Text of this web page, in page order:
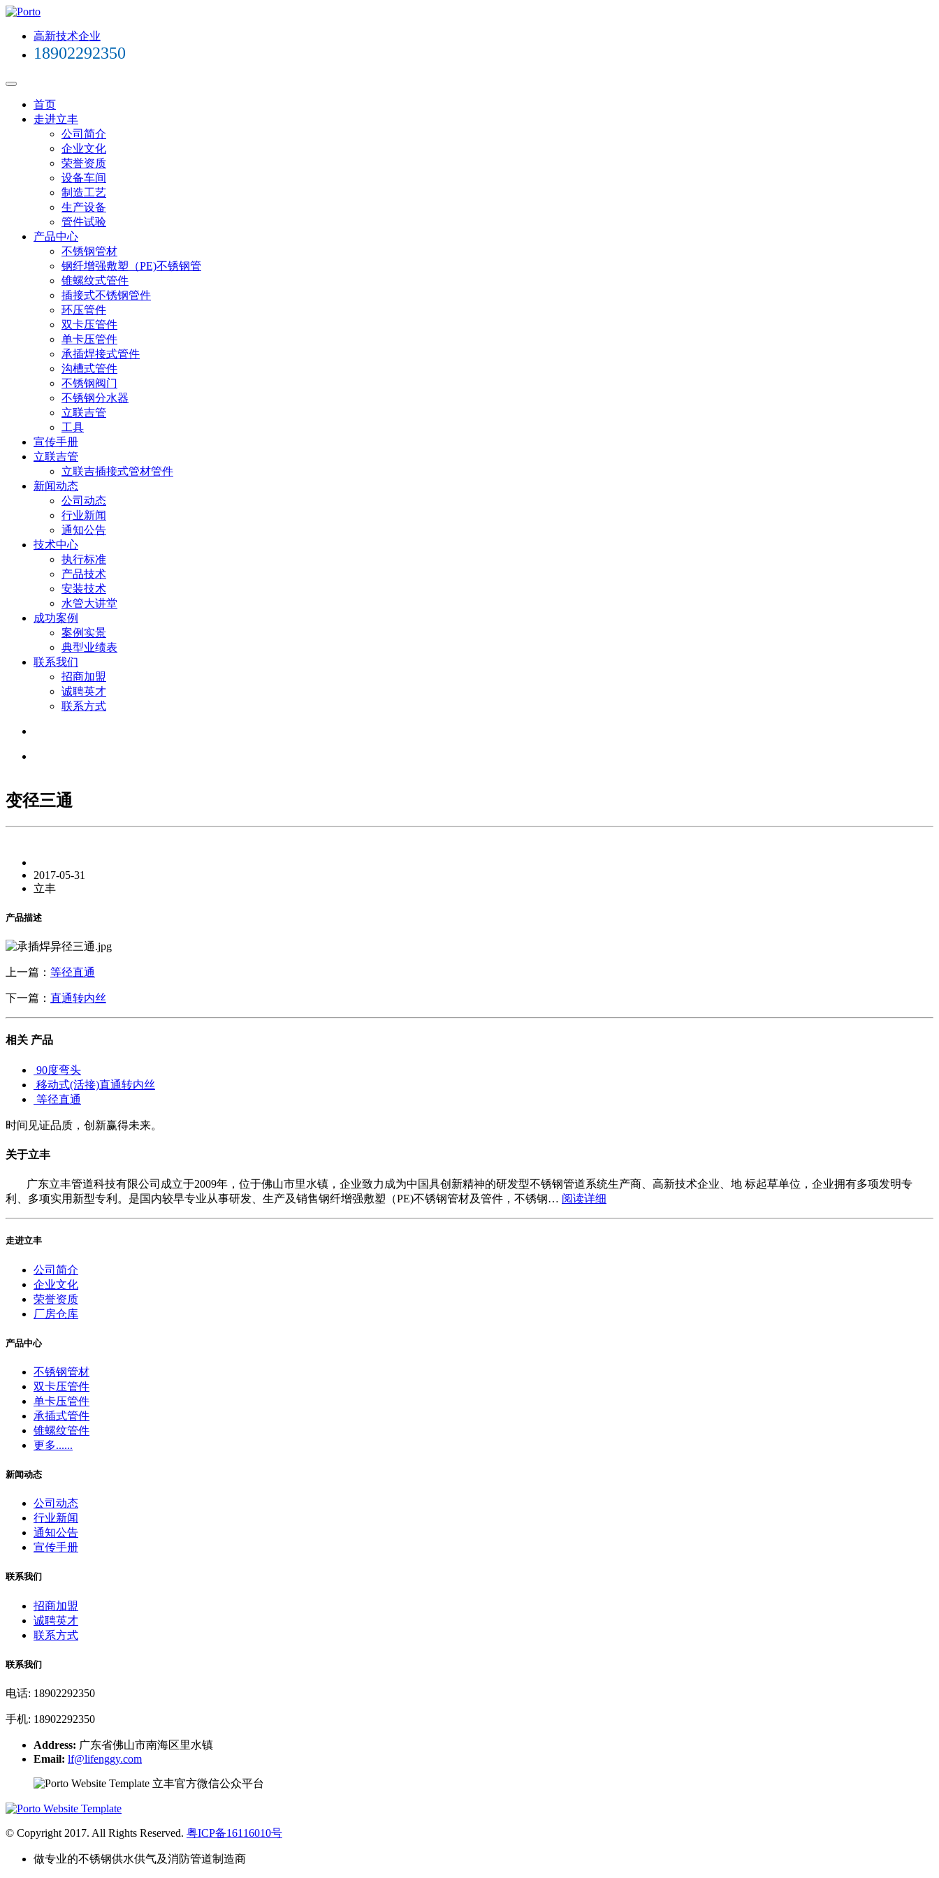
高新技术企业
18902292350
首页
走进立丰
公司简介
企业文化
荣誉资质
设备车间
制造工艺
生产设备
管件试验
产品中心
不锈钢管材
钢纤增强敷塑（PE)不锈钢管
锥螺纹式管件
插接式不锈钢管件
环压管件
双卡压管件
单卡压管件
承插焊接式管件
沟槽式管件
不锈钢阀门
不锈钢分水器
立联吉管
工具
宣传手册
立联吉管
立联吉插接式管材管件
新闻动态
公司动态
行业新闻
通知公告
技术中心
执行标准
产品技术
安装技术
水管大讲堂
成功案例
案例实景
典型业绩表
联系我们
招商加盟
诚聘英才
联系方式
变径三通
2017-05-31
立丰
产品描述
上一篇： 等径直通
下一篇： 直通转内丝
相关 产品
90度弯头
移动式(活接)直通转内丝
等径直通
时间见证品质，创新赢得未来。
关于立丰
广东立丰管道科技有限公司成立于2009年，位于佛山市里水镇，企业致力成为中国具创新精神的研发型不锈钢管道系统生产商、高新技术企业、地 标起草单位，企业拥有多项发明专
利、多项实用新型专利。是国内较早专业从事研发、生产及销售钢纤增强敷塑（PE)不锈钢管材及管件，不锈钢… 阅读详细
走进立丰
公司简介
企业文化
荣誉资质
厂房仓库
产品中心
不锈钢管材
双卡压管件
单卡压管件
承插式管件
锥螺纹管件
更多......
新闻动态
公司动态
行业新闻
通知公告
宣传手册
联系我们
招商加盟
诚聘英才
联系方式
联系我们
电话: 18902292350
手机: 18902292350
Address: 广东省佛山市南海区里水镇
Email: lf@lifenggy.com
立丰官方微信公众平台
© Copyright 2017. All Rights Reserved. 粤ICP备16116010号
做专业的不锈钢供水供气及消防管道制造商